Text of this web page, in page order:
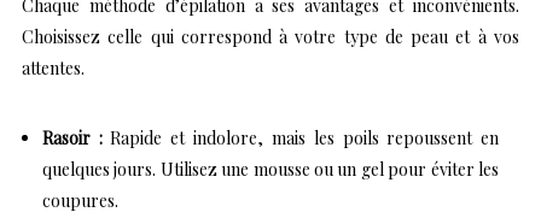
Chaque méthode d’épilation a ses avantages et inconvénients.
Choisissez celle qui correspond à votre type de peau et à vos
attentes.
Rasoir :Rapide et indolore, mais les poils repoussent en
quelques jours. Utilisez une mousse ou un gel pour éviter les
coupures.